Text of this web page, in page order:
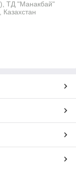
ТД "Манакбай"